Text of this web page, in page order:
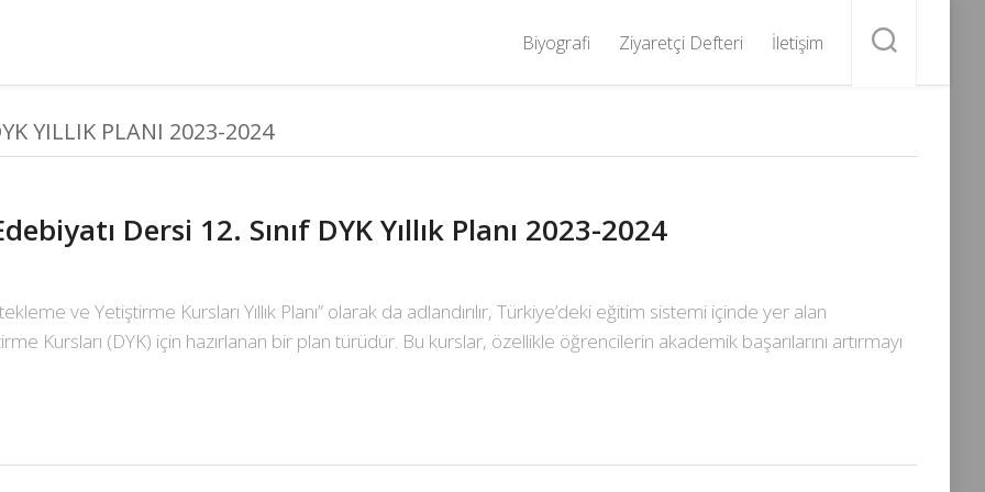
Biyografi Ziyaretçi Defteri İletişim
YILLIK PLANI 2023-2024
Dersi 12. Sınıf DYK Yıllık Planı 2023-2024
ve Yetiştirme Kursları Yıllık Planı” olarak da adlandırılır, Türkiye’deki eğitim sistemi içinde yer alan
Kursları (DYK) için hazırlanan bir plan türüdür. Bu kurslar, özellikle öğrencilerin akademik başarılarını artırmayı